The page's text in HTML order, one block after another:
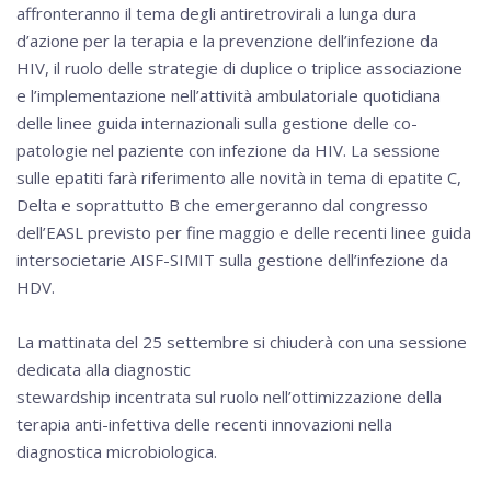
affronteranno il tema degli antiretrovirali a lunga dura
d’azione per la terapia e la prevenzione dell’infezione da
HIV, il ruolo delle strategie di duplice o triplice associazione
e l’implementazione nell’attività ambulatoriale quotidiana
delle linee guida internazionali sulla gestione delle co-
patologie nel paziente con infezione da HIV. La sessione
sulle epatiti farà riferimento alle novità in tema di epatite C,
Delta e soprattutto B che emergeranno dal congresso
dell’EASL previsto per fine maggio e delle recenti linee guida
intersocietarie AISF-SIMIT sulla gestione dell’infezione da
HDV.
La mattinata del 25 settembre si chiuderà con una sessione
dedicata alla diagnostic
stewardship incentrata sul ruolo nell’ottimizzazione della
terapia anti-infettiva delle recenti innovazioni nella
diagnostica microbiologica.